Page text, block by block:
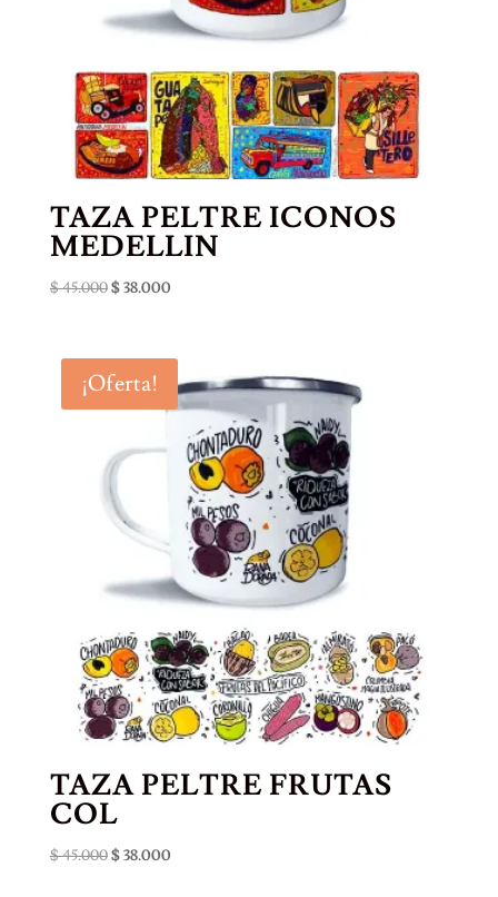
TAZA PELTRE ICONOS
MEDELLIN
$45.000El
era:
$ 45.000.
$38.000El
es:
$ 38.000.
¡Oferta!
TAZA PELTRE FRUTAS
COL
$45.000El
$38.000El